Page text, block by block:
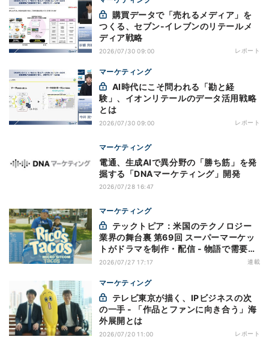
つくる、セブン-イレブンのリテールメ
ディア戦略
2026/07/30 09:00 レポート
マーケティング
験」、イオンリテールのデータ活用戦略
とは
2026/07/30 09:00 レポート
マーケティング
電通、生成AIで異分野の「勝ち筋」を発
掘する「DNAマーケティング」開発
2026/07/28 16:47
マーケティング
業界の舞台裏 第69回 スーパーマーケッ
トがドラマを制作・配信 - 物語で需要を
演出する小売メディア
2026/07/27 17:17 連載
マーケティング
の一手 - 「作品とファンに向き合う」海
外展開とは
2026/07/20 11:00 レポート